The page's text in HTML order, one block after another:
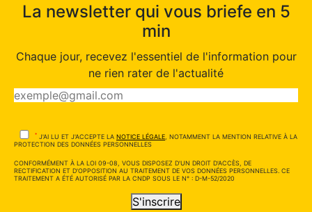
La newsletter qui vous briefe en 5
min
Chaque jour, recevez l'essentiel de l'information pour
ne rien rater de l'actualité
* J'AI LU ET J'ACCEPTE LA NOTICE LÉGALE , NOTAMMENT LA MENTION RELATIVE À LA
PROTECTION DES DONNÉES PERSONNELLES
CONFORMÉMENT À LA LOI 09-08, VOUS DISPOSEZ D'UN DROIT D'ACCÈS, DE
RECTIFICATION ET D'OPPOSITION AU TRAITEMENT DE VOS DONNÉES PERSONNELLES. CE
TRAITEMENT A ÉTÉ AUTORISÉ PAR LA CNDP SOUS LE N° : D-M-52/2020
S'inscrire